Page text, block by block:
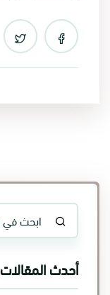
أحدث المقالات